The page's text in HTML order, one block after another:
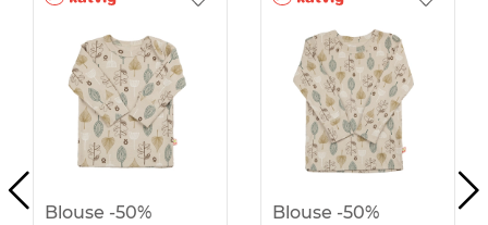
Blouse -50% Blouse -50%